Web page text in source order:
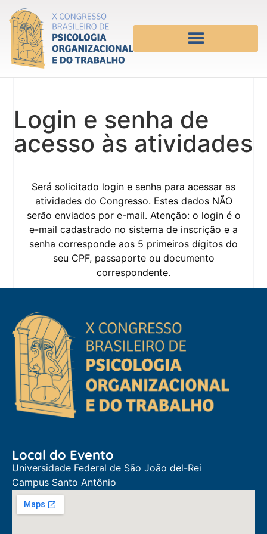
Login e senha de
acesso às atividades
Será solicitado login e senha para acessar as
atividades do Congresso. Estes dados NÃO
serão enviados por e-mail. Atenção: o login é o
e-mail cadastrado no sistema de inscrição e a
senha corresponde aos 5 primeiros dígitos do
seu CPF, passaporte ou documento
correspondente.
Local do Evento
Universidade Federal de São João del-Rei
Campus Santo Antônio